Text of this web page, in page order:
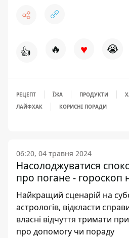
👍 🔥 ♥ 😭
РЕЦЕПТ ЇЖА ПРОДУКТИ
ЛАЙФХАК
КОРИСНІ ПОРАДИ
06:20, 04 травня 2024
Насолоджуватися
про погане - гороскоп
Найкращий сценарій на
астрологів, відкласти
власні відчуття тримати
про допомогу чи пораду